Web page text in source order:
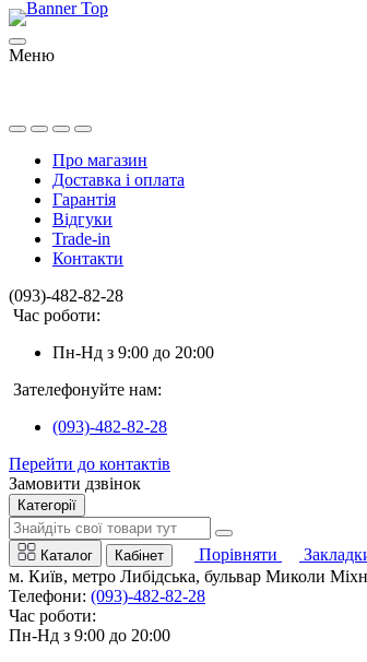
Меню
Про магазин
Доставка і оплата
Гарантія
Відгуки
Trade-in
Контакти
(093)-482-82-28
Час роботи:
Пн-Нд з 9:00 до 20:00
Зателефонуйте нам:
(093)-482-82-28
Перейти до контактів
Замовити дзвінок
Категорії
Каталог Кабінет Порівняти
м. Київ, метро Либідська, бульвар Миколи
Телефони: (093)-482-82-28
Час роботи:
Пн-Нд з 9:00 до 20:00